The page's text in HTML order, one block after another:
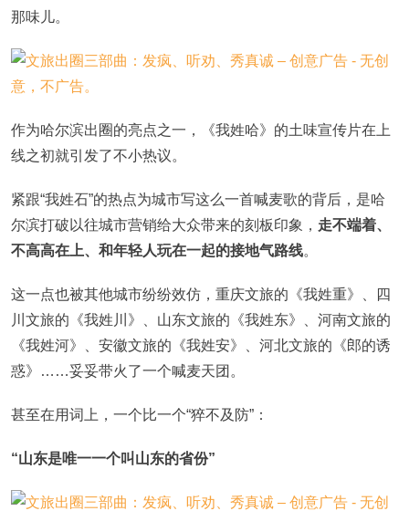
那味儿。
作为哈尔滨出圈的亮点之一，《我姓哈》的土味宣传片在上
线之初就引发了不小热议。
紧跟“我姓石”的热点为城市写这么一首喊麦歌的背后，是哈
尔滨打破以往城市营销给大众带来的刻板印象， 走不端着、
不高高在上、和年轻人玩在一起的接地气路线。
这一点也被其他城市纷纷效仿，重庆文旅的《我姓重》、四
川文旅的《我姓川》、山东文旅的《我姓东》、河南文旅的
《我姓河》、安徽文旅的《我姓安》、河北文旅的《郎的诱
惑》……妥妥带火了一个喊麦天团。
甚至在用词上，一个比一个“猝不及防”：
“山东是唯一一个叫山东的省份”